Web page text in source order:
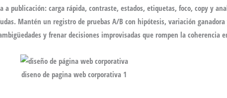
publicación: carga rápida, contraste, estados, etiquetas, foco, copy y
Mantén un registro de pruebas A/B con hipótesis, variación
y frenar decisiones improvisadas que rompen la coherencia
diseno de pagina web corporativa 1